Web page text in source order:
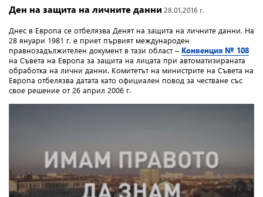
Ден на защита на личните данни 28.01.2016 г.
Днес в Европа се отбелязва Денят на защита на личните данни. На
28 януари 1981 г. е приет първият международен
правнозадължителен документ в тази област – Конвенция № 108
на Съвета на Европа за защита на лицата при автоматизираната
обработка на лични данни. Комитетът на министрите на Съвета на
Европа отбелязва датата като официален повод за честване със
свое решение от 26 април 2006 г.